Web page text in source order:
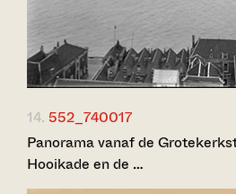
14. 552_740017
Panorama vanaf de
Hooikade en de …